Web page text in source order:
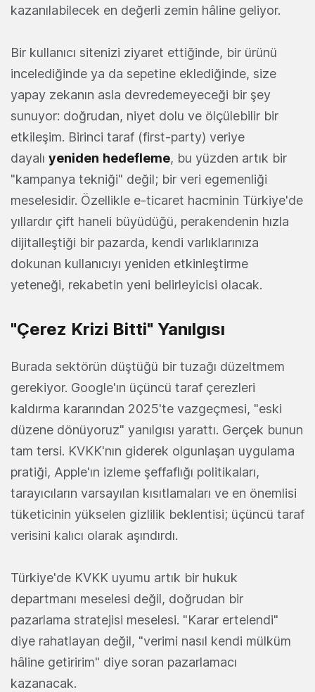
kazanılabilecek en değerli zemin hâline geliyor.
Bir kullanıcı sitenizi ziyaret ettiğinde, bir ürünü
incelediğinde ya da sepetine eklediğinde, size
yapay zekanın asla devredemeyeceği bir şey
sunuyor: doğrudan, niyet dolu ve ölçülebilir bir
etkileşim. Birinci taraf (first-party) veriye
dayalı yeniden hedefleme, bu yüzden artık bir
"kampanya tekniği" değil; bir veri egemenliği
meselesidir. Özellikle e-ticaret hacminin Türkiye'de
yıllardır çift haneli büyüdüğü, perakendenin hızla
dijitalleştiği bir pazarda, kendi varlıklarınıza
dokunan kullanıcıyı yeniden etkinleştirme
yeteneği, rekabetin yeni belirleyicisi olacak.
"Çerez Krizi Bitti" Yanılgısı
Burada sektörün düştüğü bir tuzağı düzeltmem
gerekiyor. Google'ın üçüncü taraf çerezleri
kaldırma kararından 2025'te vazgeçmesi, "eski
düzene dönüyoruz" yanılgısı yarattı. Gerçek bunun
tam tersi. KVKK'nın giderek olgunlaşan uygulama
pratiği, Apple'ın izleme şeffaflığı politikaları,
tarayıcıların varsayılan kısıtlamaları ve en önemlisi
tüketicinin yükselen gizlilik beklentisi; üçüncü taraf
verisini kalıcı olarak aşındırdı.
Türkiye'de KVKK uyumu artık bir hukuk
departmanı meselesi değil, doğrudan bir
pazarlama stratejisi meselesi. "Karar ertelendi"
diye rahatlayan değil, "verimi nasıl kendi mülküm
hâline getiririm" diye soran pazarlamacı
kazanacak.